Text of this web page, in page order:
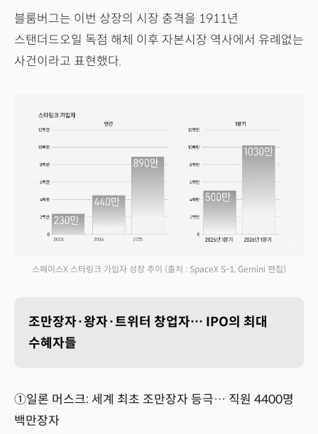
블룸버그는 이번 상장의 시장 충격을 1911년
스탠더드오일 독점 해체 이후 자본시장 역사에서 유례없는
사건이라고 표현했다.
스페이스X 스타링크 가입자 성장 추이 (출처 : SpaceX S-1, Gemini 편집)
조만장자·왕자·트위터 창업자… IPO의 최대
수혜자들
①일론 머스크: 세계 최초 조만장자 등극… 직원 4400명
백만장자